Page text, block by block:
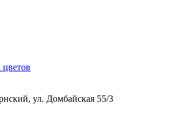
ул. Домбайская 55/3